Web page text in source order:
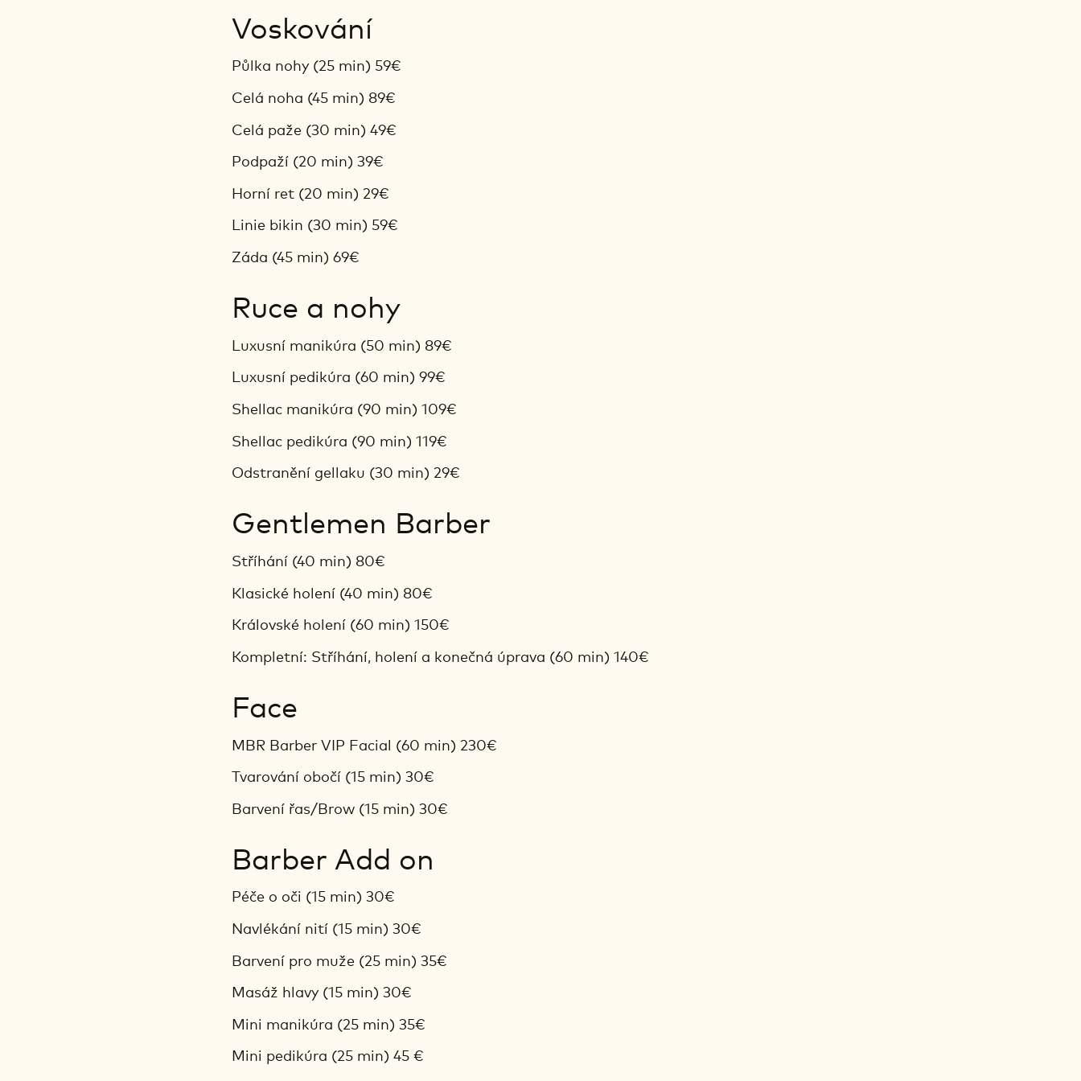
Voskování
Půlka nohy (25 min) 59€
Celá noha (45 min) 89€
Celá paže (30 min) 49€
Podpaží (20 min) 39€
Horní ret (20 min) 29€
Linie bikin (30 min) 59€
Záda (45 min) 69€
Ruce a nohy
Luxusní manikúra (50 min) 89€
Luxusní pedikúra (60 min) 99€
Shellac manikúra (90 min) 109€
Shellac pedikúra (90 min) 119€
Odstranění gellaku (30 min) 29€
Gentlemen Barber
Stříhání (40 min) 80€
Klasické holení (40 min) 80€
Královské holení (60 min) 150€
Kompletní: Stříhání, holení a konečná úprava (60 min) 140€
Face
MBR Barber VIP Facial (60 min) 230€
Tvarování obočí (15 min) 30€
Barvení řas/Brow (15 min) 30€
Barber Add on
Péče o oči (15 min) 30€
Navlékání nití (15 min) 30€
Barvení pro muže (25 min) 35€
Masáž hlavy (15 min) 30€
Mini manikúra (25 min) 35€
Mini pedikúra (25 min) 45 €